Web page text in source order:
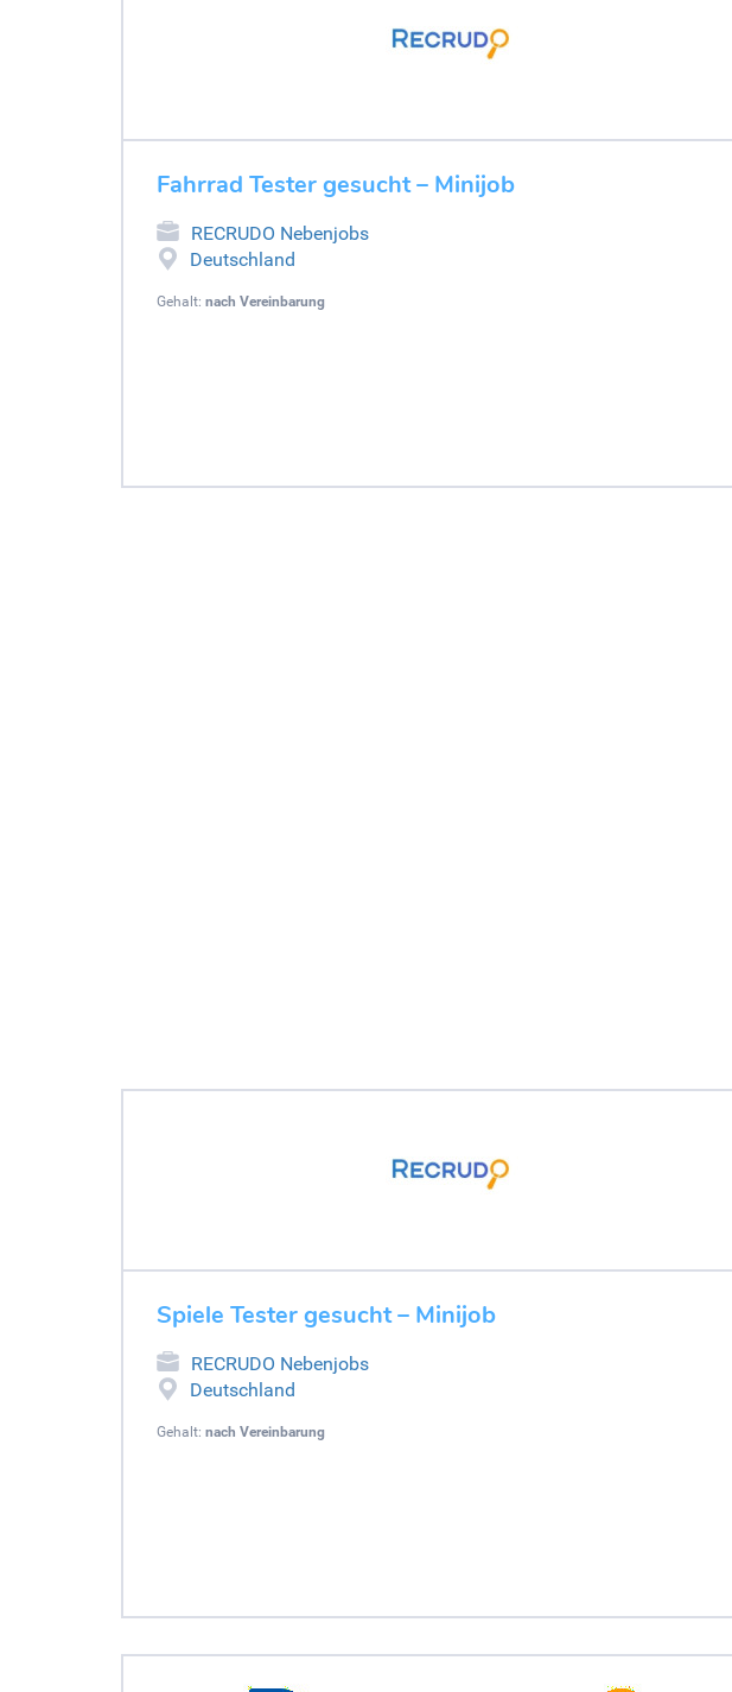
Fahrrad Tester gesucht – Minijob
RECRUDO Nebenjobs
Deutschland
Gehalt: nach Vereinbarung
Spiele Tester gesucht – Minijob
RECRUDO Nebenjobs
Deutschland
Gehalt: nach Vereinbarung